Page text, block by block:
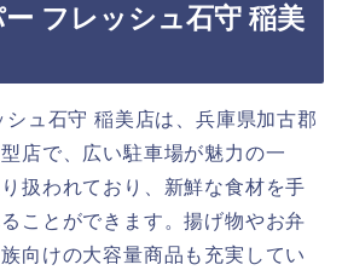
フレッシュ石守 稲美
ュ石守 稲美店は、兵庫県加古郡
店で、広い駐車場が魅力の一
扱われており、新鮮な食材を手
ことができます。揚げ物やお弁
向けの大容量商品も充実してい